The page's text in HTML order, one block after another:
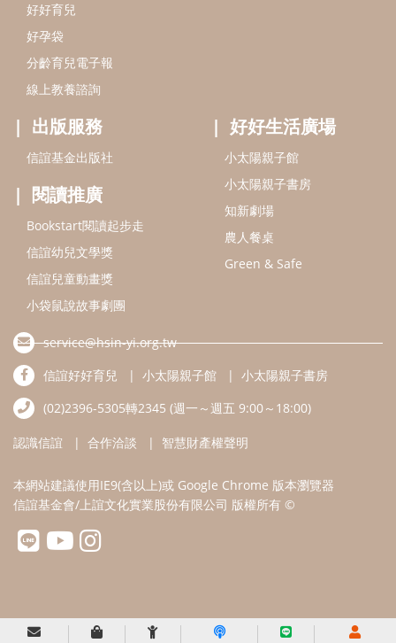
好好育兒
好孕袋
分齡育兒電子報
線上教養諮詢
出版服務
信誼基金出版社
閱讀推廣
Bookstart閱讀起步走
信誼幼兒文學獎
信誼兒童動畫獎
小袋鼠說故事劇團
好好生活廣場
小太陽親子館
小太陽親子書房
知新劇場
農人餐桌
Green & Safe
service@hsin-yi.org.tw
信誼好好育兒
小太陽親子館
小太陽親子書房
(02)2396-5305轉2345 (週一～週五 9:00～18:00)
認識信誼 合作洽談 智慧財產權聲明
本網站建議使用IE9(含以上)或 Google Chrome 版本瀏覽器
信誼基金會/上誼文化實業股份有限公司 版權所有 ©